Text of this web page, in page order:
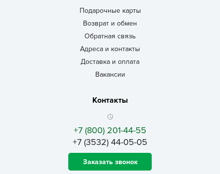
Подарочные карты
Возврат и обмен
Обратная связь
Адреса и контакты
Доставка и оплата
Вакансии
Контакты
+7 (800) 201-44-55
+7 (3532) 44-05-05
Заказать звонок